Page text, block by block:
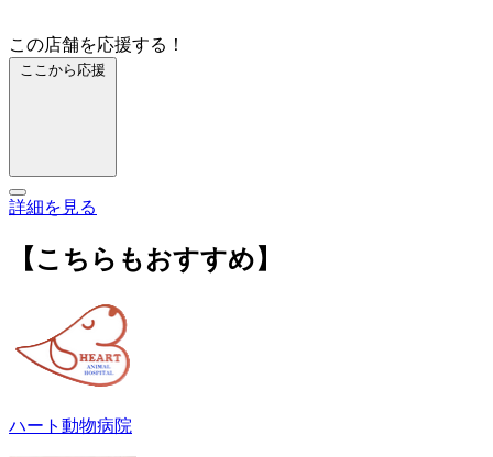
この店舗を応援する！
ここから応援
詳細を見る
【こちらもおすすめ】
ハート動物病院